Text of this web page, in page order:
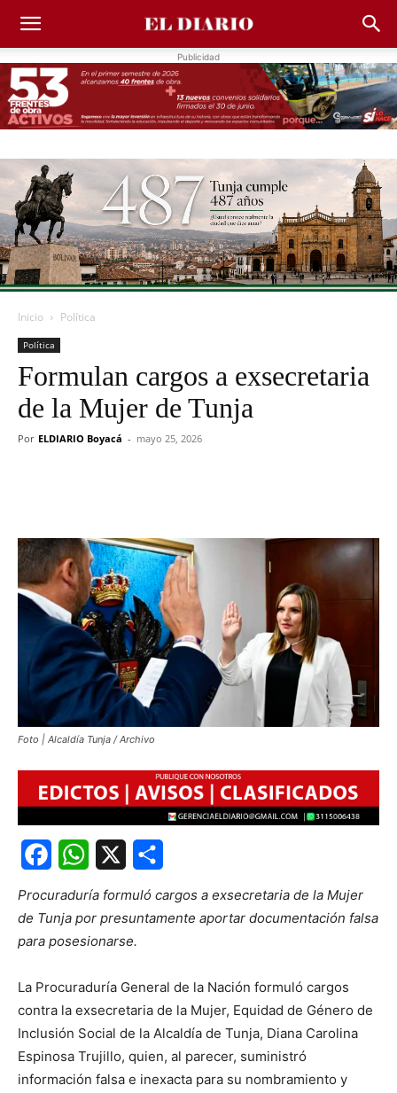
Publicidad
Inicio Política
Política
Formulan cargos a exsecretaria
de la Mujer de Tunja
Por ELDIARIO Boyacá - mayo 25, 2026
Foto | Alcaldía Tunja / Archivo
WhatsApp Share
Procuraduría formuló cargos a exsecretaria de la Mujer
de Tunja por presuntamente aportar documentación falsa
para posesionarse.
La Procuraduría General de la Nación formuló cargos
contra la exsecretaria de la Mujer, Equidad de Género de
Inclusión Social de la Alcaldía de Tunja, Diana Carolina
Espinosa Trujillo, quien, al parecer, suministró
información falsa e inexacta para su nombramiento y